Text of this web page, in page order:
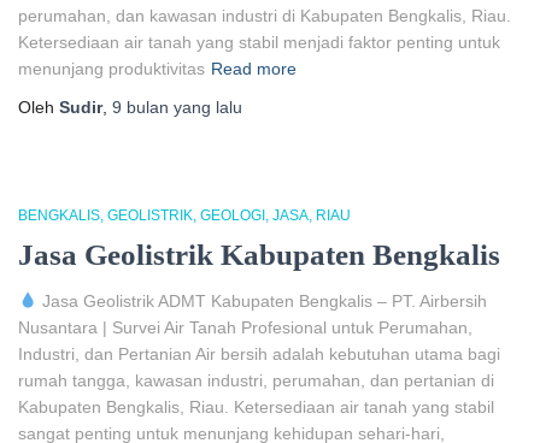
perumahan, dan kawasan industri di Kabupaten Bengkalis, Riau.
Ketersediaan air tanah yang stabil menjadi faktor penting untuk
menunjang produktivitas Read more
Oleh Sudir, 9 bulan yang lalu
BENGKALIS GEOLISTRIK GEOLOGI JASA RIAU
Jasa Geolistrik Kabupaten Bengkalis
Jasa Geolistrik ADMT Kabupaten Bengkalis – PT. Airbersih
Nusantara | Survei Air Tanah Profesional untuk Perumahan,
Industri, dan Pertanian Air bersih adalah kebutuhan utama bagi
rumah tangga, kawasan industri, perumahan, dan pertanian di
Kabupaten Bengkalis, Riau. Ketersediaan air tanah yang stabil
sangat penting untuk menunjang kehidupan sehari-hari,